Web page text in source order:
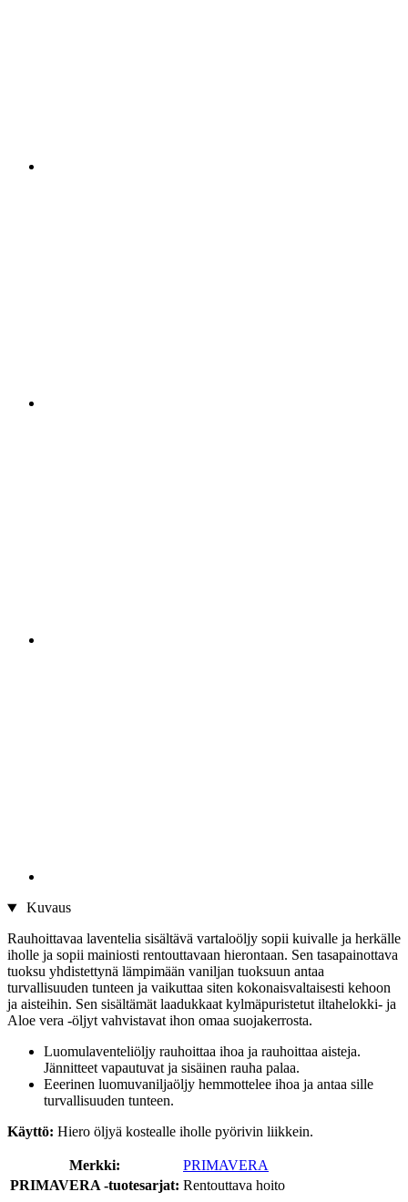
Kuvaus
Rauhoittavaa laventelia sisältävä vartaloöljy sopii kuivalle ja herkälle
iholle ja sopii mainiosti rentouttavaan hierontaan. Sen tasapainottava
tuoksu yhdistettynä lämpimään vaniljan tuoksuun antaa
turvallisuuden tunteen ja vaikuttaa siten kokonaisvaltaisesti kehoon
ja aisteihin. Sen sisältämät laadukkaat kylmäpuristetut iltahelokki- ja
Aloe vera -öljyt vahvistavat ihon omaa suojakerrosta.
Luomulaventeliöljy rauhoittaa ihoa ja rauhoittaa aisteja.
Jännitteet vapautuvat ja sisäinen rauha palaa.
Eeerinen luomuvaniljaöljy hemmottelee ihoa ja antaa sille
turvallisuuden tunteen.
Käyttö: Hiero öljyä kostealle iholle pyörivin liikkein.
Merkki:
PRIMAVERA
PRIMAVERA -tuotesarjat: Rentouttava hoito